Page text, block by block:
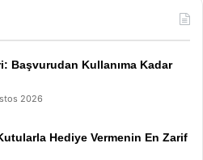
Başvurudan Kullanıma Kadar
2026
Hediye Vermenin En Zarif